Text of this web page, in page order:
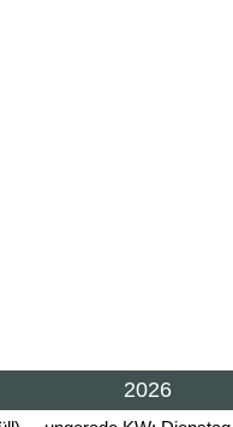
2026